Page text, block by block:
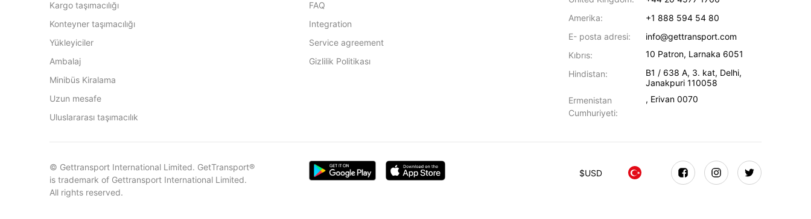
Kargo taşımacılığı
Konteyner taşımacılığı
Yükleyiciler
Ambalaj
Minibüs Kiralama
Uzun mesafe
Uluslararası taşımacılık
FAQ
Integration
Service agreement
Gizlilik Politikası
Amerika:
+1 888 594 54 80
E- posta adresi:
info@gettransport.com
Kıbrıs:
10 Patron, Larnaka 6051
Hindistan:
B1 / 638 A, 3. kat, Delhi,
Janakpuri 110058
Ermenistan
Cumhuriyeti:
, Erivan 0070
© Gettransport International Limited. GetTransport®
is trademark of Gettransport International Limited.
All rights reserved.
$USD